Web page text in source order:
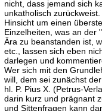
nicht, dass jemand sich
unkatholisch
Hinsicht um einen
Einzelheiten, was an der
Ära zu beanstanden ist,
etc., lassen sich eben
darlegen und
Wer sich mit den
will, dem sei zunächst
hl. P. Pius X. (Petrus-
darin kurz und prägnant
und Sittenfragen kann